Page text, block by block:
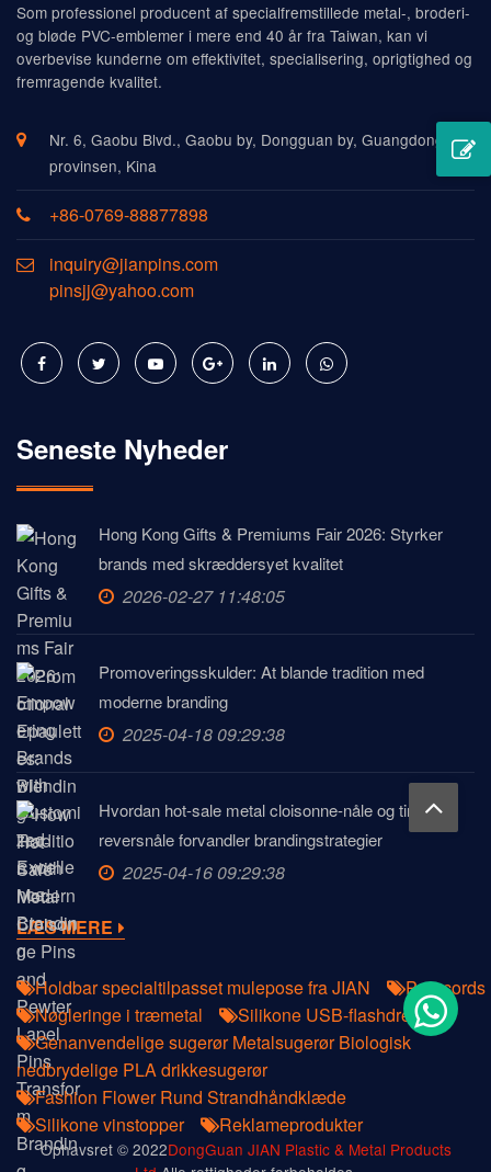
Som professionel producent af specialfremstillede metal-, broderi-
og bløde PVC-emblemer i mere end 40 år fra Taiwan, kan vi
overbevise kunderne om effektivitet, specialisering, oprigtighed og
fremragende kvalitet.
Nr. 6, Gaobu Blvd., Gaobu by, Dongguan by, Guangdong-
provinsen, Kina
+86-0769-88877898
inquiry@jianpins.com
pinsjj@yahoo.com
Seneste Nyheder
Hong Kong Gifts & Premiums Fair 2026: Styrker
brands med skræddersyet kvalitet
2026-02-27 11:48:05
Promoveringsskulder: At blande tradition med
moderne branding
2025-04-18 09:29:38
Hvordan hot-sale metal cloisonne-nåle og tin-
reversnåle forvandler brandingstrategier
2025-04-16 09:29:38
LÆS MERE
Holdbar specialtilpasset mulepose fra JIAN
Paracords
Nøgleringe i træmetal
Silikone USB-flashdrev
Genanvendelige sugerør Metalsugerør Biologisk
nedbrydelige PLA drikkesugerør
Fashion Flower Rund Strandhåndklæde
Silikone vinstopper
Reklameprodukter
Ophavsret © 2022DongGuan JIAN Plastic & Metal Products